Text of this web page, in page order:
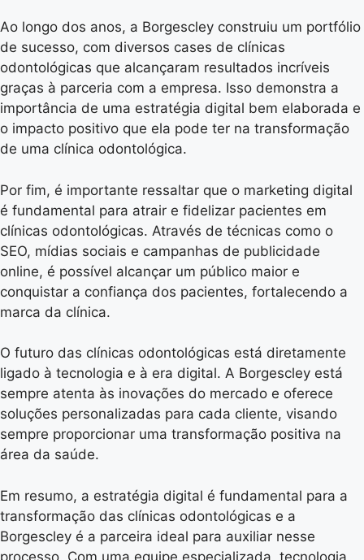
Ao longo dos anos, a Borgescley construiu um portfólio
de sucesso, com diversos cases de clínicas
odontológicas que alcançaram resultados incríveis
graças à parceria com a empresa. Isso demonstra a
importância de uma estratégia digital bem elaborada e
o impacto positivo que ela pode ter na transformação
de uma clínica odontológica.
Por fim, é importante ressaltar que o marketing digital
é fundamental para atrair e fidelizar pacientes em
clínicas odontológicas. Através de técnicas como o
SEO, mídias sociais e campanhas de publicidade
online, é possível alcançar um público maior e
conquistar a confiança dos pacientes, fortalecendo a
marca da clínica.
O futuro das clínicas odontológicas está diretamente
ligado à tecnologia e à era digital. A Borgescley está
sempre atenta às inovações do mercado e oferece
soluções personalizadas para cada cliente, visando
sempre proporcionar uma transformação positiva na
área da saúde.
Em resumo, a estratégia digital é fundamental para a
transformação das clínicas odontológicas e a
Borgescley é a parceira ideal para auxiliar nesse
processo. Com uma equipe especializada, tecnologia